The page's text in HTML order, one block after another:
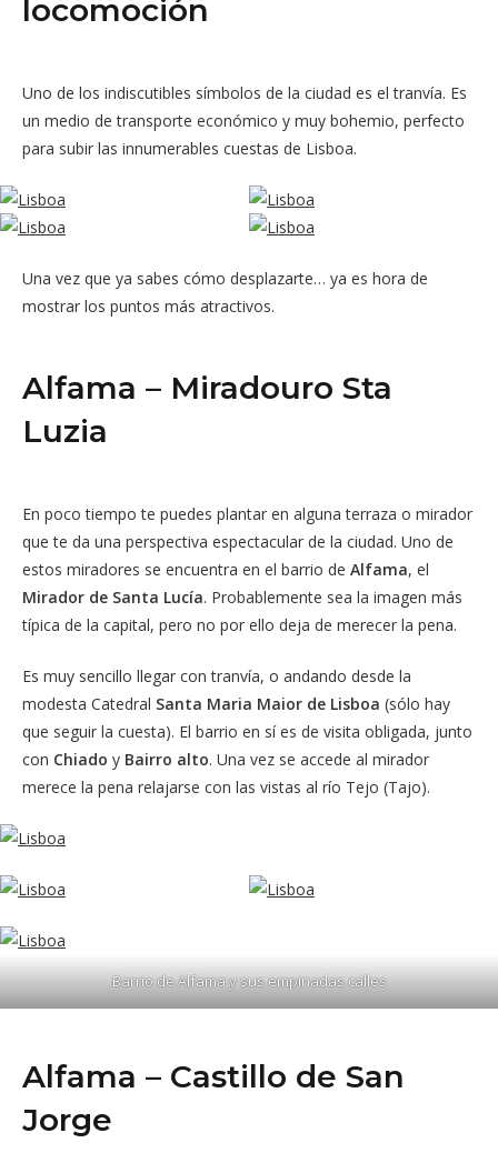
locomoción
Uno de los indiscutibles símbolos de la ciudad es el tranvía. Es
un medio de transporte económico y muy bohemio, perfecto
para subir las innumerables cuestas de Lisboa.
Una vez que ya sabes cómo desplazarte… ya es hora de
mostrar los puntos más atractivos.
Alfama – Miradouro Sta
Luzia
En poco tiempo te puedes plantar en alguna terraza o mirador
que te da una perspectiva espectacular de la ciudad. Uno de
estos miradores se encuentra en el barrio de Alfama, el
Mirador de Santa Lucía. Probablemente sea la imagen más
típica de la capital, pero no por ello deja de merecer la pena.
Es muy sencillo llegar con tranvía, o andando desde la
modesta Catedral Santa Maria Maior de Lisboa (sólo hay
que seguir la cuesta). El barrio en sí es de visita obligada, junto
con Chiado y Bairro alto. Una vez se accede al mirador
merece la pena relajarse con las vistas al río Tejo (Tajo).
Barrio de Alfama y sus empinadas calles
Alfama – Castillo de San
Jorge